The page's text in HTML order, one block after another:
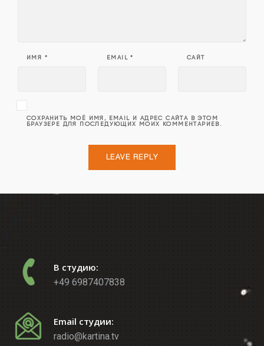
ИМЯ * EMAIL* САЙТ
СОХРАНИТЬ МОЁ ИМЯ, EMAIL И АДРЕС САЙТА В ЭТОМ
БРАУЗЕРЕ ДЛЯ ПОСЛЕДУЮЩИХ МОИХ КОММЕНТАРИЕВ.
В студию:
+49 6987407838
Email студии:
radio@kartina.tv